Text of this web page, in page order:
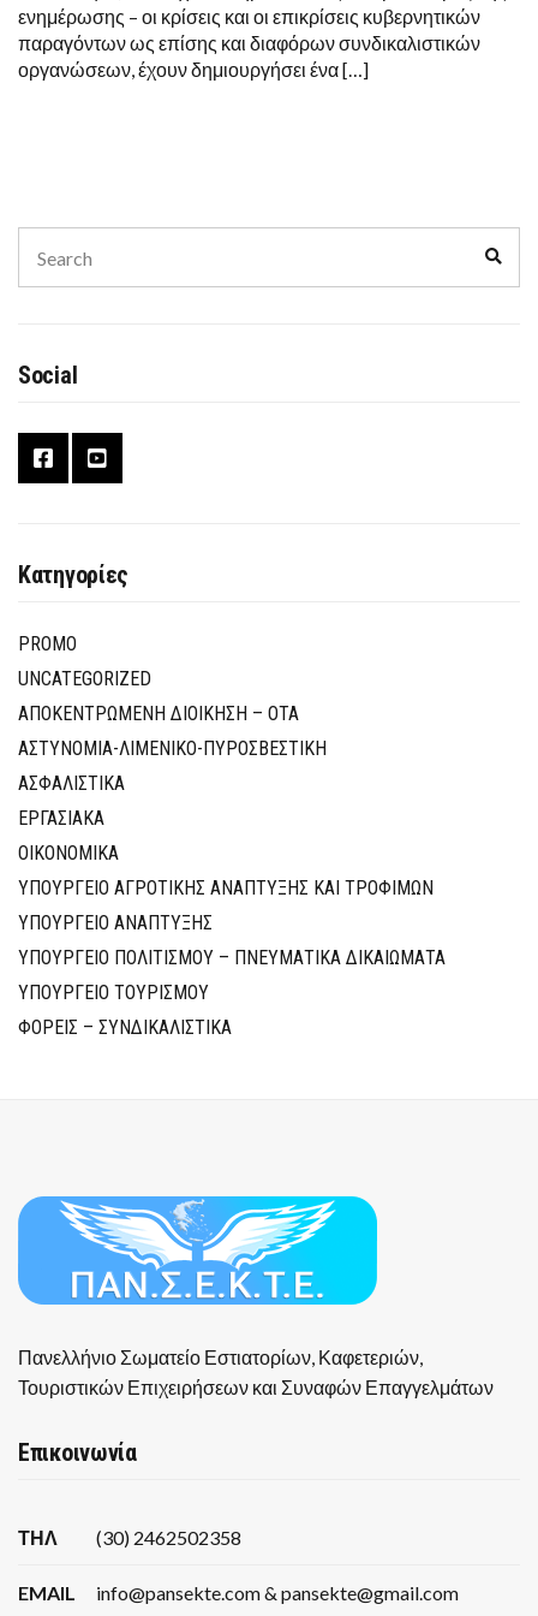
ΣΤΙΣ
3
ΕΠΙΧΕΙΡΗΣΕΙΣ
ΚΛΕΙΝΟΥΝ
ΟΡΙΣΤΙΚΑ
ενημέρωσης – οι κρίσεις και οι επικρίσεις κυβερνητικών
παραγόντων ως επίσης και διαφόρων συνδικαλιστικών
οργανώσεων, έχουν δημιουργήσει ένα […]
for:
Social
Κατηγορίες
PROMO
UNCATEGORIZED
ΑΠΟΚΕΝΤΡΩΜΕΝΗ ΔΙΟΙΚΗΣΗ – ΟΤΑ
ΑΣΤΥΝΟΜΙΑ-ΛΙΜΕΝΙΚΟ-ΠΥΡΟΣΒΕΣΤΙΚΗ
ΑΣΦΑΛΙΣΤΙΚΑ
ΕΡΓΑΣΙΑΚΑ
ΟΙΚΟΝΟΜΙΚΑ
ΥΠΟΥΡΓΕΙΟ ΑΓΡΟΤΙΚΗΣ ΑΝΑΠΤΥΞΗΣ ΚΑΙ ΤΡΟΦΙΜΩΝ
ΥΠΟΥΡΓΕΙΟ ΑΝΑΠΤΥΞΗΣ
ΥΠΟΥΡΓΕΙΟ ΠΟΛΙΤΙΣΜΟΥ – ΠΝΕΥΜΑΤΙΚΑ ΔΙΚΑΙΩΜΑΤΑ
ΥΠΟΥΡΓΕΙΟ ΤΟΥΡΙΣΜΟΥ
ΦΟΡΕΙΣ – ΣΥΝΔΙΚΑΛΙΣΤΙΚΑ
Πανελλήνιο Σωματείο Εστιατορίων, Καφετεριών,
Τουριστικών Επιχειρήσεων και Συναφών Επαγγελμάτων
Επικοινωνία
ΤΗΛ (30) 2462502358
EMAIL info@pansekte.com & pansekte@gmail.com